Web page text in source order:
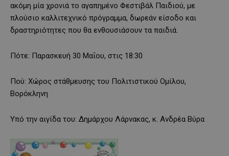
ακόμη μία χρονιά το αγαπημένο Φεστιβάλ Παιδιού, με
πλούσιο καλλιτεχνικό πρόγραμμα, δωρεάν είσοδο και
δραστηριότητες που θα ενθουσιάσουν τα παιδιά.
Πότε: Παρασκευή 30 Μαΐου, στις 18:30
Πού: Χώρος στάθμευσης του Πολιτιστικού Ομίλου,
Βορόκληνη
Υπό την αιγίδα του: Δημάρχου Λάρνακας, κ. Ανδρέα Βύρα